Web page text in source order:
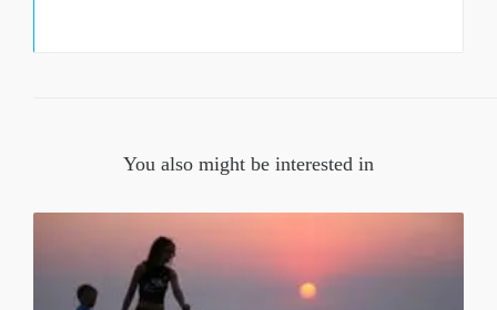
You also might be interested in